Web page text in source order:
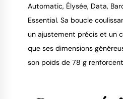
Automatic, Élysée, Data,
Essential. Sa boucle
un ajustement précis et un
que ses dimensions
son poids de 78 g